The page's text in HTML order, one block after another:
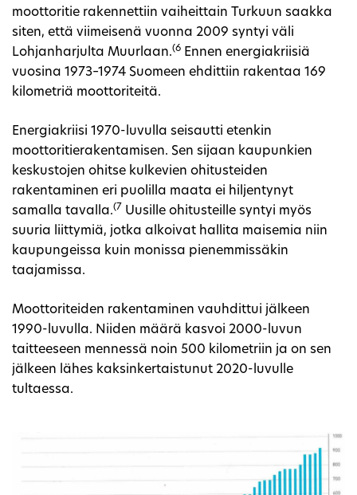
moottoritie rakennettiin vaiheittain Turkuun saakka
siten, että viimeisenä vuonna 2009 syntyi väli
Lohjanharjulta Muurlaan.(6 Ennen energiakriisiä
vuosina 1973–1974 Suomeen ehdittiin rakentaa 169
kilometriä moottoriteitä.
Energiakriisi 1970-luvulla seisautti etenkin
moottoritierakentamisen. Sen sijaan kaupunkien
keskustojen ohitse kulkevien ohitusteiden
rakentaminen eri puolilla maata ei hiljentynyt
samalla tavalla.(7 Uusille ohitusteille syntyi myös
suuria liittymiä, jotka alkoivat hallita maisemia niin
kaupungeissa kuin monissa pienemmissäkin
taajamissa.
Moottoriteiden rakentaminen vauhdittui jälkeen
1990-luvulla. Niiden määrä kasvoi 2000-luvun
taitteeseen mennessä noin 500 kilometriin ja on sen
jälkeen lähes kaksinkertaistunut 2020-luvulle
tultaessa.